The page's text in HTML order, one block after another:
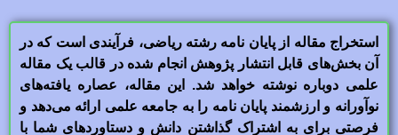
استخراج مقاله از پایان نامه رشته ریاضی، فرآیندی است که در
آن بخش‌های قابل انتشار پژوهش انجام شده در قالب یک مقاله
علمی دوباره نوشته خواهد شد. این مقاله، عصاره یافته‌های
نوآورانه و ارزشمند پایان نامه را به جامعه علمی ارائه می‌دهد و
فرصتی برای به اشتراک گذاشتن دانش و دستاوردهای شما با